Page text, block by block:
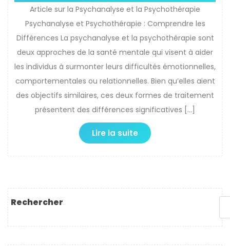
Article sur la Psychanalyse et la Psychothérapie
Psychanalyse et Psychothérapie : Comprendre les
Différences La psychanalyse et la psychothérapie sont
deux approches de la santé mentale qui visent à aider
les individus à surmonter leurs difficultés émotionnelles,
comportementales ou relationnelles. Bien qu’elles aient
des objectifs similaires, ces deux formes de traitement
présentent des différences significatives […]
Lire la suite
Rechercher